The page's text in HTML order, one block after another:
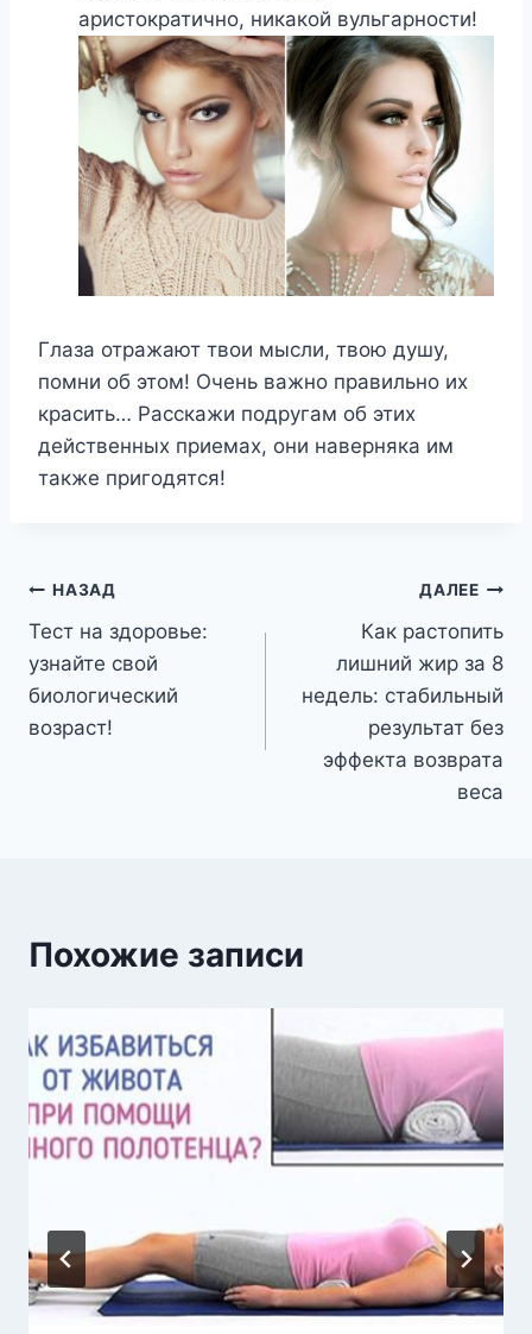
аристократично, никакой вульгарности!
Глаза отражают твои мысли, твою душу,
помни об этом! Очень важно правильно их
красить… Расскажи подругам об этих
действенных приемах, они наверняка им
также пригодятся!
Навигация
по
записям
НАЗАД
Тест на здоровье:
узнайте свой
биологический
возраст!
ДАЛЕЕ
Как растопить
лишний жир за 8
недель: стабильный
результат без
эффекта возврата
веса
Похожие записи